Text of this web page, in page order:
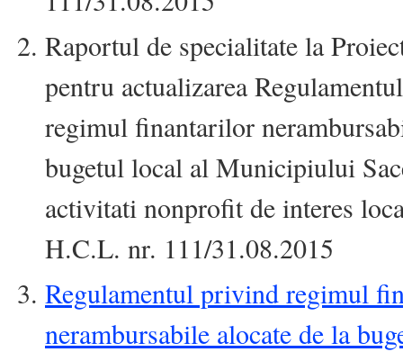
Raportul de specialitate la
pentru actualizarea
regimul finantarilor
bugetul local al Municipiului
activitati nonprofit de interes
H.C.L. nr. 111/31.08.2015
Regulamentul privind regimul
nerambursabile alocate de la